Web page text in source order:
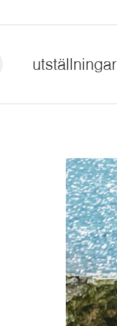
utställningar